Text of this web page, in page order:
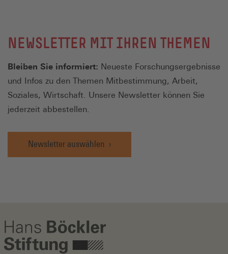
NEWSLETTER MIT IHREN THEMEN
Bleiben Sie informiert: Neueste Forschungsergebnisse
und Infos zu den Themen Mitbestimmung, Arbeit,
Soziales, Wirtschaft. Unsere Newsletter können Sie
jederzeit abbestellen.
Newsletter auswählen